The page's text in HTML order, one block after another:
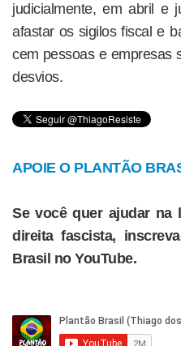
judicialmente, em abril e
afastar os sigilos fiscal e
cem pessoas e empresas
desvios.
APOIE O PLANTÃO
Se você quer ajudar na
direita fascista,
Brasil no YouTube.